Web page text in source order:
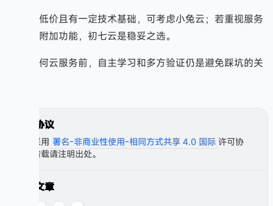
若追求低价且有一定技术基础，可考虑小兔云；若重视服务
体验与附加功能，初七云是稳妥之选。
使用任何云服务前，自主学习和多方验证仍是避免踩坑的关
许可协议
本文采用 署名-非商业性使用-相同方式共享 4.0 国际 许可协
议，转载请注明出处。
分享文章